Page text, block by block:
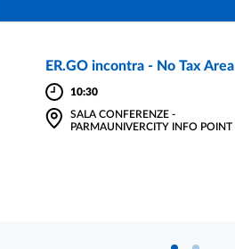
ER.GO incontra - No Tax Area
10:30
SALA CONFERENZE -
PARMAUNIVERCITY INFO POINT